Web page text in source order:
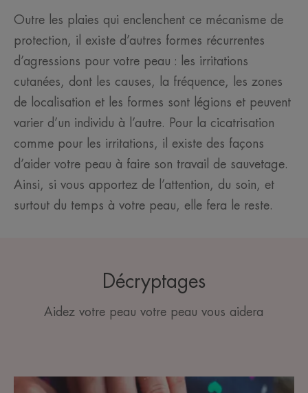
Outre les plaies qui enclenchent ce mécanisme de
protection, il existe d’autres formes récurrentes
d’agressions pour votre peau : les irritations
cutanées, dont les causes, la fréquence, les zones
de localisation et les formes sont légions et peuvent
varier d’un individu à l’autre. Pour la cicatrisation
comme pour les irritations, il existe des façons
d’aider votre peau à faire son travail de sauvetage.
Ainsi, si vous apportez de l’attention, du soin, et
surtout du temps à votre peau, elle fera le reste.
Décryptages
Aidez votre peau votre peau vous aidera
Découvrir